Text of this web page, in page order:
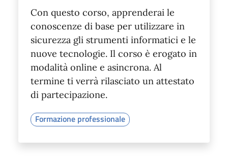
Con questo corso, apprenderai le
conoscenze di base per utilizzare in
sicurezza gli strumenti informatici e le
nuove tecnologie. Il corso è erogato in
modalità online e asincrona. Al
termine ti verrà rilasciato un attestato
di partecipazione.
Formazione professionale